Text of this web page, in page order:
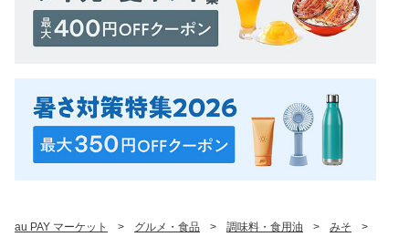
au PAY マーケット > グルメ・食品 > 調味料・食用油 > みそ
>